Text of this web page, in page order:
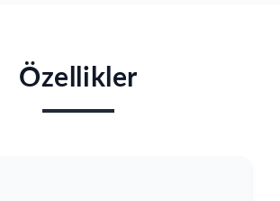
Özellikler